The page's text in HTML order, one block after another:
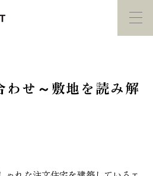
わせ～敷地を読み解